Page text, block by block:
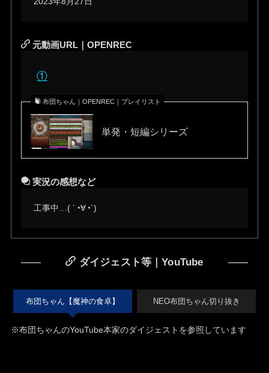
元動画URL｜OPENREC
①
布団ちゃん｜OPENREC｜プレイリスト
単発・短編シリーズ
実況の感想など
工事中…( ´◔∀◔`)ゞ
ダイジェスト等｜YouTube
布団ちゃん【魔神の食卓】 NEO布団ちゃん切り抜き
※布団ちゃんのYouTube本家のダイジェストを参照しています